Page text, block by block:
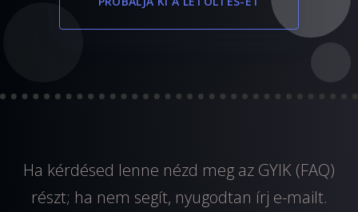
Ha kérdésed lenne nézd meg az GYIK (FAQ)
részt; ha nem segít, nyugodtan írj e-mailt.